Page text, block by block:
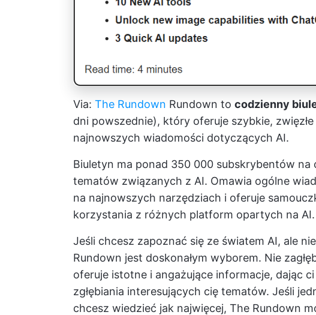
Via: The Rundown Rundown to codzienny
dni powszednie), który oferuje szybkie,
najnowszych wiadomości dotyczących AI.
Biuletyn ma ponad 350 000 subskrybentów na
tematów związanych z AI. Omawia ogólne
na najnowszych narzędziach i oferuje
korzystania z różnych platform opartych na AI.
Jeśli chcesz zapoznać się ze światem AI, ale
Rundown jest doskonałym wyborem. Nie
oferuje istotne i angażujące informacje, dając
zgłębiania interesujących cię tematów. Jeśli
chcesz wiedzieć jak najwięcej, The Rundown